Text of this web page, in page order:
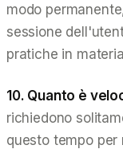
modo
sessione
pratiche in
10. Quanto è
richiedono
questo tempo